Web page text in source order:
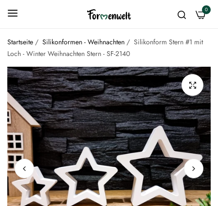
0
Startseite / Silikonformen - Weihnachten / Silikonform Stern #1 mit
Loch - Winter Weihnachten Stern - SF-2140